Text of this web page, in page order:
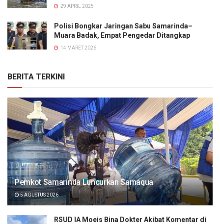
29 APRIL 2025
Polisi Bongkar Jaringan Sabu Samarinda–
Muara Badak, Empat Pengedar Ditangkap
14 MARET 2026
BERITA TERKINI
Pemkot Samarinda Luncurkan Samaqua
5 AGUSTUS 2026
RSUD IA Moeis Bina Dokter Akibat Komentar di